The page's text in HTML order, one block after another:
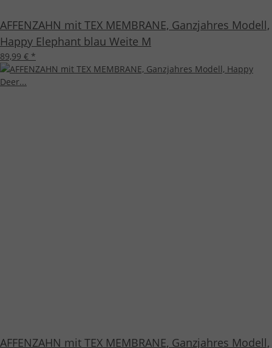
AFFENZAHN mit TEX MEMBRANE, Ganzjahres Modell,
Happy Elephant blau Weite M
89,99 € *
AFFENZAHN mit TEX MEMBRANE, Ganzjahres Modell,